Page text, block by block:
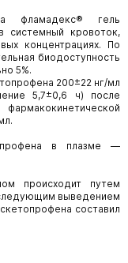
фламадекс® гель
системный кровоток,
концентрациях. По
биодоступность
5%.
200±22 нг/мл
5,7±0,6 ч) после
в плазме —
происходит путем
выведением
составил